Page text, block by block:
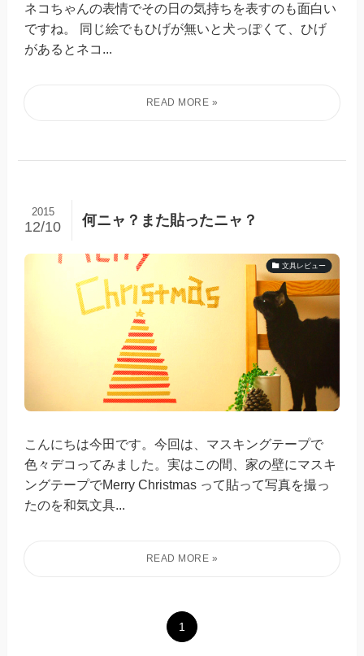
ネコちゃんの表情でその日の気持ちを表すのも面白い
ですね。 同じ絵でもひげが無いと犬っぽくて、ひげ
があるとネコ...
何ニャ？また貼ったニャ？
2015
12/10
文具レビュー
こんにちは今田です。今回は、マスキングテープで
色々デコってみました。実はこの間、家の壁にマスキ
ングテープでMerry Christmas って貼って写真を撮っ
たのを和気文具...
1